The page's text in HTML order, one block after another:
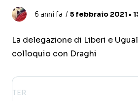
6 anni fa 5 febbraio 2021 •
La delegazione di Liberi e
colloquio con Draghi